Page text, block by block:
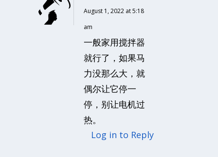
August 1, 2022 at 5:18
am
一般家用搅拌器
就行了，如果马
力没那么大，就
偶尔让它停一
停，别让电机过
热。
Log in to Reply